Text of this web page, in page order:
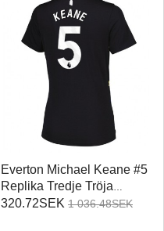
Everton Michael Keane #5
Replika Tredje Tröja
Damer 2025-26 Kortärmad
320.72SEK 1 036.48SEK